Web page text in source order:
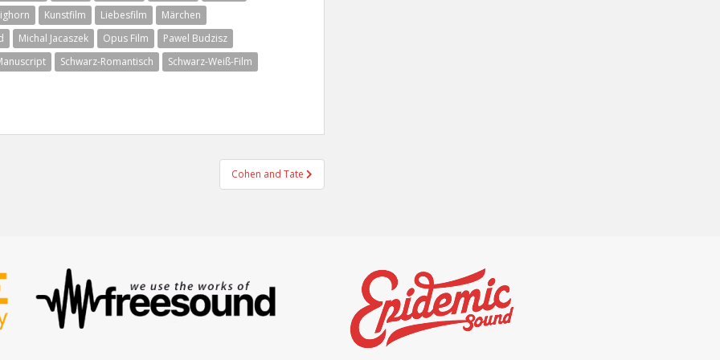
Kunstfilm Liebesfilm
Märchen
Michal Jacaszek Opus Film
Pawel Budzisz
Schwarz-Romantisch
Schwarz-Weiß-Film
Cohen and Tate